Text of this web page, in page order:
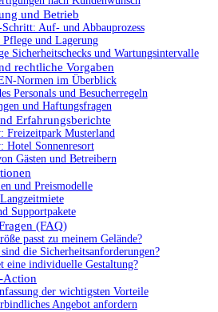
und Betrieb
Auf- und Abbauprozess
und Lagerung
Sicherheitschecks und Wartungsintervalle
rechtliche Vorgaben
Normen im Überblick
Personals und Besucherregeln
und Haftungsfragen
Erfahrungsberichte
Freizeitpark Musterland
Hotel Sonnenresort
Gästen und Betreibern
und Preismodelle
Supportpakete
(FAQ)
passt zu meinem Gelände?
die Sicherheitsanforderungen?
eine individuelle Gestaltung?
Action
der wichtigsten Vorteile
Angebot anfordern